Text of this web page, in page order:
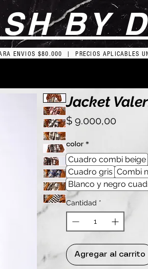
BY
ENVIOS $80.000 | PRECIOS APLICABLES
Jacket
$ 9.000,00Precio
color *
Cuadro combi beige
Cuadro gris Combi
Blanco y negro
Cantidad *
Agregar al carrito